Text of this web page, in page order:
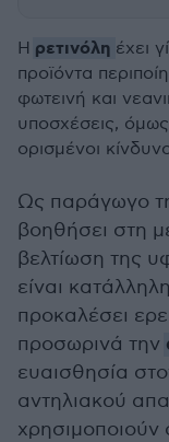
Η ρετινόλη έχει
προϊόντα
φωτεινή και
υποσχέσεις,
ορισμένοι
Ως παράγωγο
βοηθήσει στη
βελτίωση της
είναι
προκαλέσει
προσωρινά την
ευαισθησία
αντηλιακού
χρησιμοποιούν